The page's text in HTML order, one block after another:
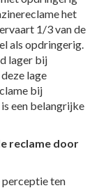
het
1/3 van de
als opdringerig.
lager bij
lage
bij
een belangrijke
reclame door
perceptie ten